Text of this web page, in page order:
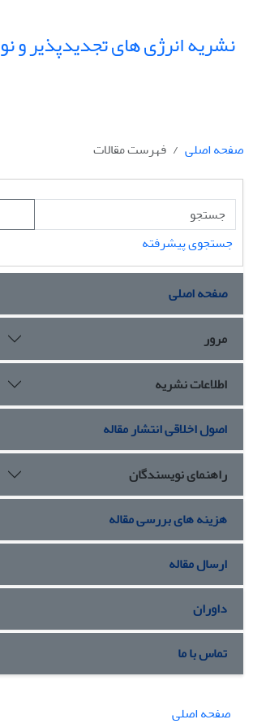
نشریه انرژی های تجدیدپذیر و نو
صفحه اصلی
فهرست مقالات
جستجوی پیشرفته
صفحه اصلی
مرور
اطلاعات نشریه
اصول اخلاقی انتشار مقاله
راهنمای نویسندگان
هزینه های بررسی مقاله
ارسال مقاله
داوران
تماس با ما
صفحه اصلی